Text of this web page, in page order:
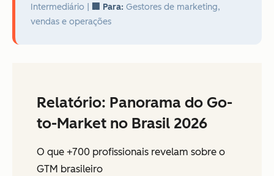
Intermediário
🏢 Para: Gestores de marketing,
vendas e operações
Relatório: Panorama do Go-
to-Market no Brasil 2026
O que +700 profissionais revelam sobre o
GTM brasileiro